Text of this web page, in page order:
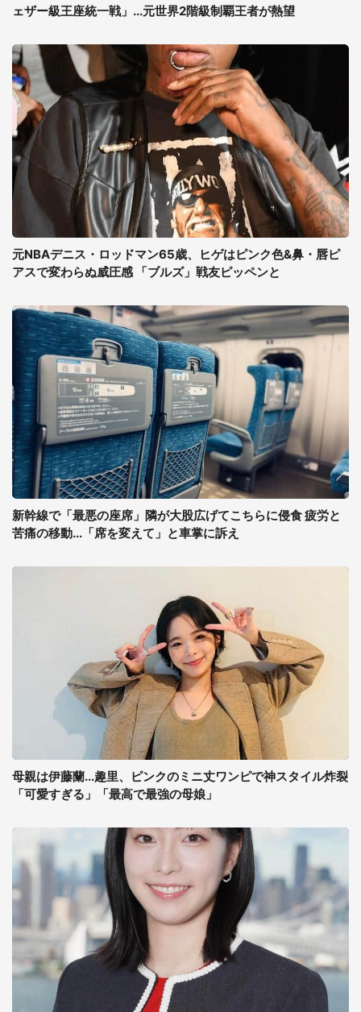
ェザー級王座統一戦」...元世界2階級制覇王者が熱望
元NBAデニス・ロッドマン65歳、ヒゲはピンク色&鼻・唇ピ
アスで変わらぬ威圧感 「ブルズ」戦友ピッペンと
新幹線で「最悪の座席」隣が大股広げてこちらに侵食 疲労と
苦痛の移動...「席を変えて」と車掌に訴え
母親は伊藤蘭...趣里、ピンクのミニ丈ワンピで神スタイル炸裂
「可愛すぎる」「最高で最強の母娘」